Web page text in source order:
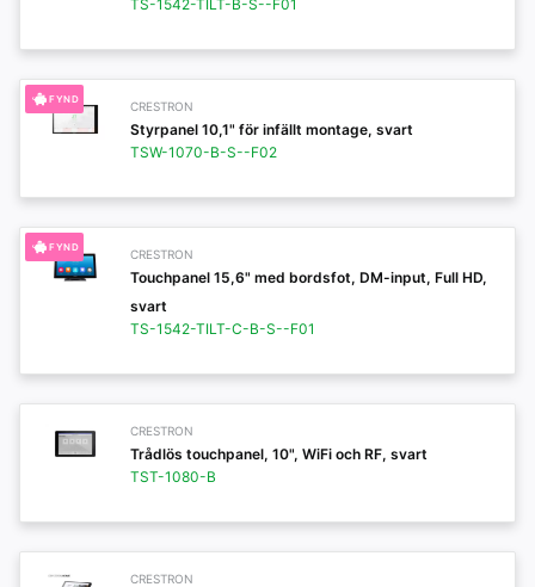
TS-1542-TILT-B-S--F01
CRESTRON
Styrpanel 10,1" för infällt montage, svart
TSW-1070-B-S--F02
FYND
CRESTRON
Touchpanel 15,6" med bordsfot, DM-input, Full HD,
svart
TS-1542-TILT-C-B-S--F01
FYND
CRESTRON
Trådlös touchpanel, 10", WiFi och RF, svart
TST-1080-B
CRESTRON